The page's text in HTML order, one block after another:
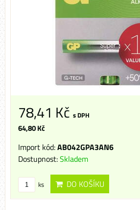
78,41 Kč s DPH
64,80 Kč
Import kód:AB042GPA3AN6
Dostupnost:Skladem
ks DO KOŠÍKU